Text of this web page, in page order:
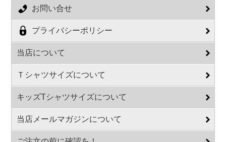
お問い合せ
プライバシーポリシー
当店について
Ｔシャツサイズについて
キッズTシャツサイズについて
当店メールマガジンについて